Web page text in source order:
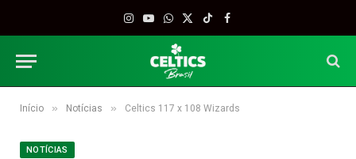
Instagram
YouTube
WhatsApp
X
TikTokFacebook
Início » Notícias » Celtics 117 x 108 Wizards
NOTÍCIAS